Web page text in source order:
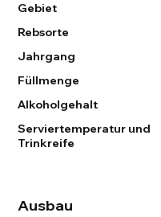
Gebiet
Rebsorte
Jahrgang
Füllmenge
Alkoholgehalt
Serviertemperatur und
Trinkreife
Ausbau